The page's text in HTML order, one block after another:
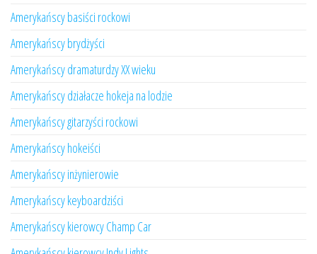
Amerykańscy basiści rockowi
Amerykańscy brydżyści
Amerykańscy dramaturdzy XX wieku
Amerykańscy działacze hokeja na lodzie
Amerykańscy gitarzyści rockowi
Amerykańscy hokeiści
Amerykańscy inżynierowie
Amerykańscy keyboardziści
Amerykańscy kierowcy Champ Car